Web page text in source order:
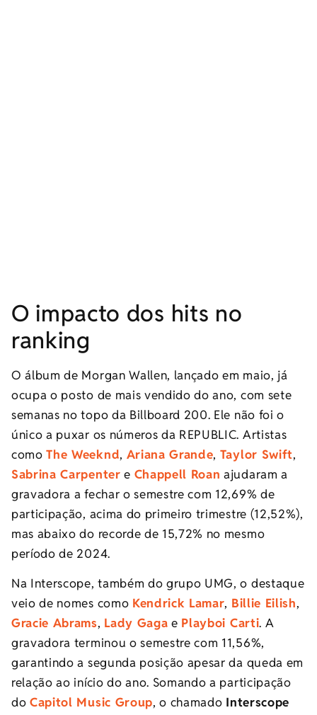
O impacto dos hits no
ranking
O álbum de Morgan Wallen, lançado em maio, já
ocupa o posto de mais vendido do ano, com sete
semanas no topo da Billboard 200. Ele não foi o
único a puxar os números da REPUBLIC. Artistas
comoThe Weeknd, Ariana Grande, Taylor Swift,
Sabrina Carpenter e Chappell Roan ajudaram a
gravadora a fechar o semestre com 12,69% de
participação, acima do primeiro trimestre (12,52%),
mas abaixo do recorde de 15,72% no mesmo
período de 2024.
Na Interscope, também do grupo UMG, o destaque
veio de nomes como Kendrick Lamar, Billie Eilish,
Gracie Abrams, Lady Gaga e Playboi Carti. A
gravadora terminou o semestre com 11,56%,
garantindo a segunda posição apesar da queda em
relação ao início do ano. Somando a participação
doCapitol Music Group, o chamado Interscope